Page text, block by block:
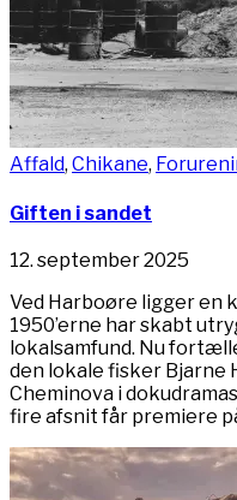
Affald, Chikane,
Giften i sandet
12. september 2025
Ved Harboøre ligger en
1950’erne har skabt
lokalsamfund. Nu
den lokale fisker Bjarne
Cheminova i
fire afsnit får premiere